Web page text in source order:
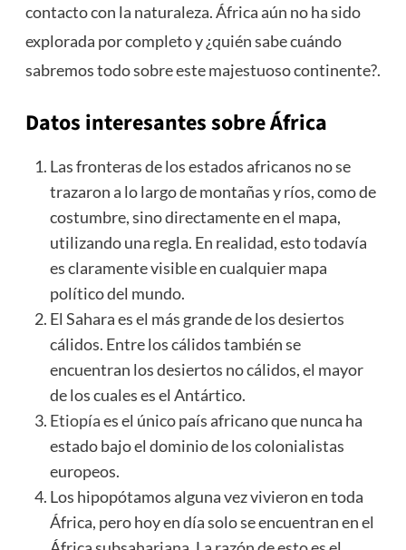
contacto con la naturaleza. África aún no ha sido
explorada por completo y ¿quién sabe cuándo
sabremos todo sobre este majestuoso continente?.
Datos interesantes sobre África
Las fronteras de los estados africanos no se
trazaron a lo largo de montañas y ríos, como de
costumbre, sino directamente en el mapa,
utilizando una regla. En realidad, esto todavía
es claramente visible en cualquier mapa
político del mundo.
El Sahara es el más grande de los desiertos
cálidos. Entre los cálidos también se
encuentran los desiertos no cálidos, el mayor
de los cuales es el Antártico.
Etiopíaes el único país africano que nunca ha
estado bajo el dominio de los colonialistas
europeos.
Los hipopótamos alguna vez vivieron en toda
África, pero hoy en día solo se encuentran en el